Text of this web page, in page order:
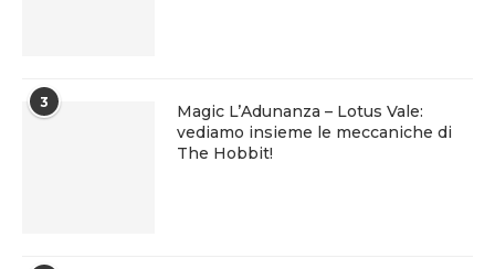
3
Magic L’Adunanza – Lotus Vale:
vediamo insieme le meccaniche di
The Hobbit!